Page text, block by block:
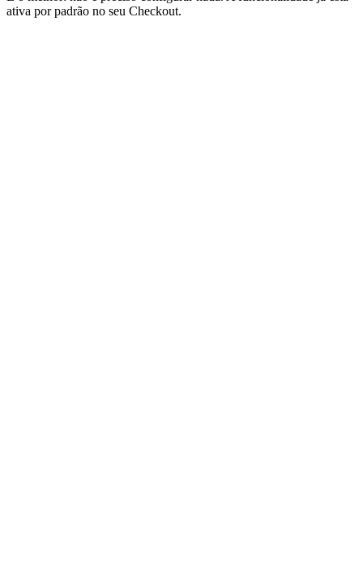
ativa por padrão no seu Checkout.